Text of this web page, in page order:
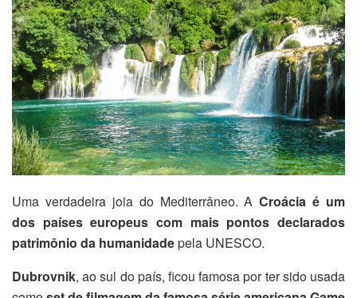
Uma verdadeira joia do Mediterrâneo. ACroácia é um
dos países europeus com mais pontos declarados
patrimônio da humanidadepela UNESCO.
Dubrovnik, ao sul do país, ficou famosa por ter sido usada